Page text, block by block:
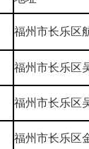
福州市长乐区
福州市长乐区
福州市长乐区
福州市长乐区